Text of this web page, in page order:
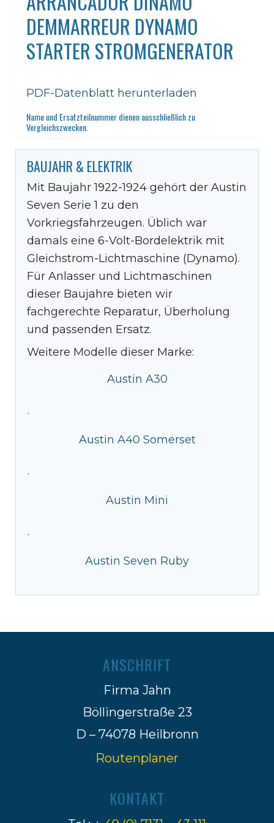
DEMMARREUR DYNAMO
STARTER STROMGENERATOR
PDF-Datenblatt herunterladen
Name und Ersatzteilnummer dienen ausschließlich zu
Vergleichszwecken.
BAUJAHR & ELEKTRIK
Mit Baujahr 1922-1924 gehört der Austin
Seven Serie 1 zu den
Vorkriegsfahrzeugen. Üblich war
damals eine 6-Volt-Bordelektrik mit
Gleichstrom-Lichtmaschine (Dynamo).
Für Anlasser und Lichtmaschinen
dieser Baujahre bieten wir
fachgerechte Reparatur, Überholung
und passenden Ersatz.
Weitere Modelle dieser Marke:
Austin A30
·
Austin A40 Somerset
·
Austin Mini
·
Austin Seven Ruby
ANSCHRIFT
Firma Jahn
Böllingerstraße 23
D – 74078 Heilbronn
Routenplaner
KONTAKT